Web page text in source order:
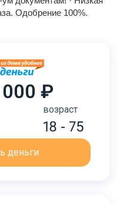
Одобрение 100%.
₽
возраст
18 - 75
деньги